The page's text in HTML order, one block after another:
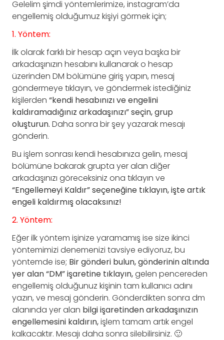
Gelelim şimdi yöntemlerimize, instagram’da
engellemiş olduğumuz kişiyi görmek için;
1. Yöntem:
İlk olarak farklı bir hesap açın veya başka bir
arkadaşınızın hesabını kullanarak o hesap
üzerinden DM bölümüne giriş yapın, mesaj
göndermeye tıklayın, ve göndermek istediğiniz
kişilerden “kendi hesabınızı ve engelini
kaldıramadığınız arkadaşınızı” seçin, grup
oluşturun. Daha sonra bir şey yazarak mesajı
gönderin.
Bu işlem sonrası kendi hesabınıza gelin, mesaj
bölümüne bakarak grupta yer alan diğer
arkadaşınızı göreceksiniz ona tıklayın ve
“Engellemeyi Kaldır” seçeneğine tıklayın, işte artık
engeli kaldırmış olacaksınız!
2. Yöntem:
Eğer ilk yöntem işinize yaramamış ise size ikinci
yöntemimizi denemenizi tavsiye ediyoruz, bu
yöntemde ise; Bir gönderi bulun, gönderinin altında
yer alan “DM” işaretine tıklayın,gelen pencereden
engellemiş olduğunuz kişinin tam kullanıcı adını
yazın, ve mesaj gönderin. Gönderdikten sonra dm
alanında yer alan bilgi işaretinden arkadaşınızın
engellemesini kaldırın,işlem tamam artık engel
kalkacaktır. Mesajı daha sonra silebilirsiniz. 🙂